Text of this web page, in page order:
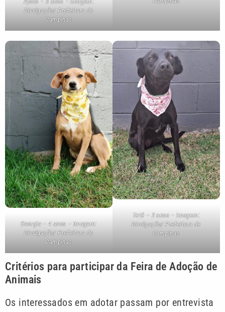
Divulgação/ Prefeitura de
Campinas
Georgia – 4 anos – Imagem:
Divulgação/ Prefeitura de
Campinas
Tetê – 2 anos – Imagem:
Divulgação/ Prefeitura de
Campinas
Critérios para participar da Feira de Adoção de
Animais
Os interessados em adotar passam por entrevista